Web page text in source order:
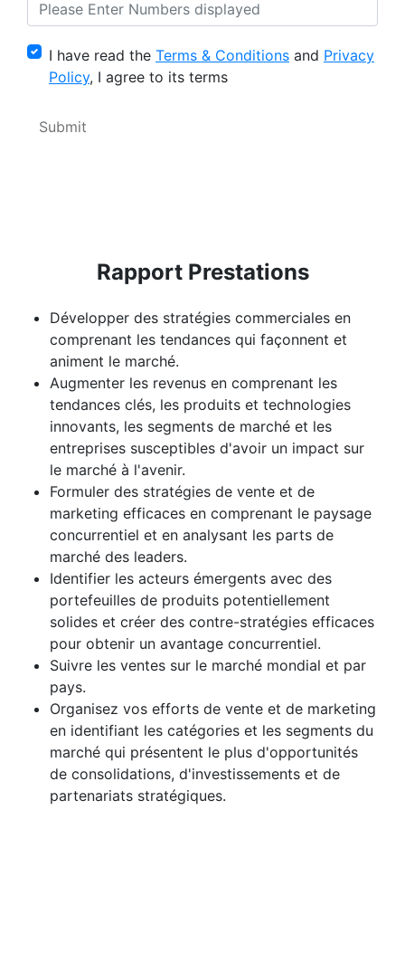
I have read the Terms & Conditions and Privacy
Policy, I agree to its terms
Rapport Prestations
Développer des stratégies commerciales en
comprenant les tendances qui façonnent et
animent le marché.
Augmenter les revenus en comprenant les
tendances clés, les produits et technologies
innovants, les segments de marché et les
entreprises susceptibles d'avoir un impact sur
le marché à l'avenir.
Formuler des stratégies de vente et de
marketing efficaces en comprenant le paysage
concurrentiel et en analysant les parts de
marché des leaders.
Identifier les acteurs émergents avec des
portefeuilles de produits potentiellement
solides et créer des contre-stratégies efficaces
pour obtenir un avantage concurrentiel.
Suivre les ventes sur le marché mondial et par
pays.
Organisez vos efforts de vente et de marketing
en identifiant les catégories et les segments du
marché qui présentent le plus d'opportunités
de consolidations, d'investissements et de
partenariats stratégiques.